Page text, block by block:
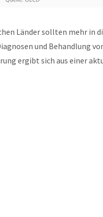
Länder sollten mehr in
und Behandlung
ergibt sich aus einer